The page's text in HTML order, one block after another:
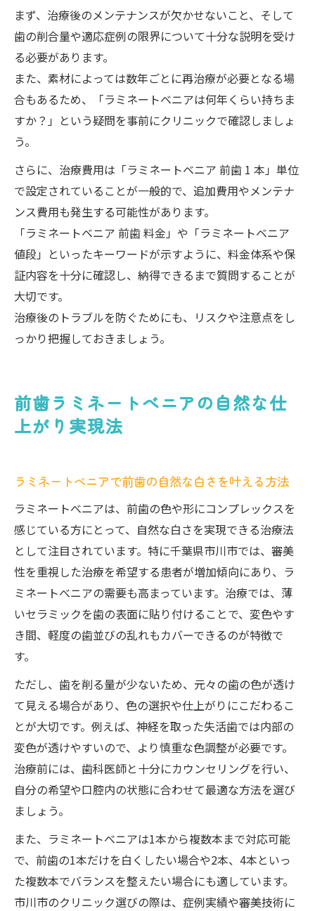
まず、治療後のメンテナンスが欠かせないこと、そして
歯の削合量や適応症例の限界について十分な説明を受け
る必要があります。
また、素材によっては数年ごとに再治療が必要となる場
合もあるため、「ラミネートベニアは何年くらい持ちま
すか？」という疑問を事前にクリニックで確認しましょ
う。
さらに、治療費用は「ラミネートベニア 前歯 1 本」単位
で設定されていることが一般的で、追加費用やメンテナ
ンス費用も発生する可能性があります。
「ラミネートベニア 前歯 料金」や「ラミネートベニア
値段」といったキーワードが示すように、料金体系や保
証内容を十分に確認し、納得できるまで質問することが
大切です。
治療後のトラブルを防ぐためにも、リスクや注意点をし
っかり把握しておきましょう。
前歯ラミネートべニアの自然な仕
上がり実現法
ラミネートべニアで前歯の自然な白さを叶える方法
ラミネートべニアは、前歯の色や形にコンプレックスを
感じている方にとって、自然な白さを実現できる治療法
として注目されています。特に千葉県市川市では、審美
性を重視した治療を希望する患者が増加傾向にあり、ラ
ミネートべニアの需要も高まっています。治療では、薄
いセラミックを歯の表面に貼り付けることで、変色やす
き間、軽度の歯並びの乱れもカバーできるのが特徴で
す。
ただし、歯を削る量が少ないため、元々の歯の色が透け
て見える場合があり、色の選択や仕上がりにこだわるこ
とが大切です。例えば、神経を取った失活歯では内部の
変色が透けやすいので、より慎重な色調整が必要です。
治療前には、歯科医師と十分にカウンセリングを行い、
自分の希望や口腔内の状態に合わせて最適な方法を選び
ましょう。
また、ラミネートべニアは1本から複数本まで対応可能
で、前歯の1本だけを白くしたい場合や2本、4本といっ
た複数本でバランスを整えたい場合にも適しています。
市川市のクリニック選びの際は、症例実績や審美技術に